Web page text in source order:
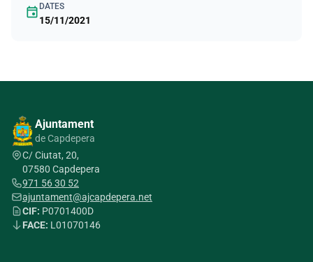
event DATES
15/11/2021
Ajuntament
de Capdepera
C/ Ciutat, 20,
07580 Capdepera
971 56 30 52
ajuntament@ajcapdepera.net
CIF: P0701400D
FACE: L01070146